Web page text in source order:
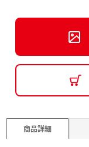
商品詳細